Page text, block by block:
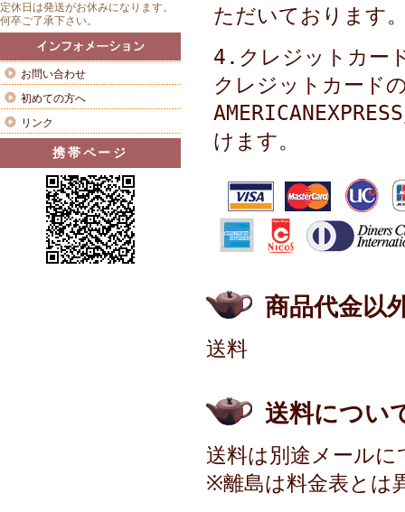
定休日は発送がお休みになります。
何卒ご了承下さい。
お問い合わせ
初めての方へ
リンク
携帯ページ
ただいております
4.クレジットカー
クレジットカード
けます。
商品代金以
送料
送料につい
送料は別途メール
※離島は料金表とは